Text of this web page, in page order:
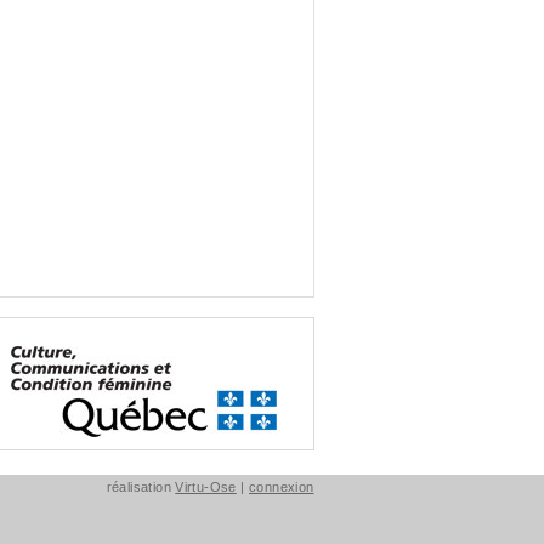
réalisationVirtu-Ose | connexion